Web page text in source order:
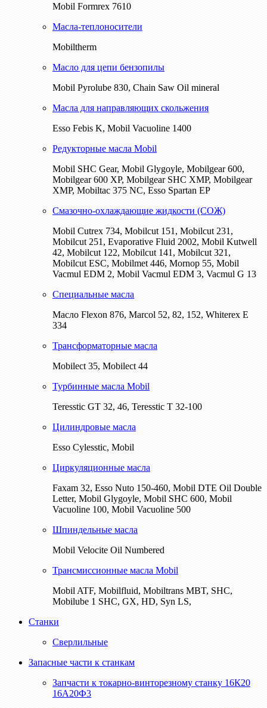
Mobil Formrex 7610
Масла-теплоносители
Mobiltherm
Масло для цепи бензопилы
Mobil Pyrolube 830, Chain Saw Oil mineral
Масла для направляющих скольжения
Esso Febis K, Mobil Vacuoline 1400
Редукторные масла Mobil
Mobil SHC Gear, Mobil Glygoyle, Mobilgear 600,
Mobilgear 600 XP, Mobilgear SHC XMP, Mobilgear
XМP, Mobiltac 375 NC, Esso Spartan EP
Смазочно-охлаждающие жидкости (СОЖ)
Mobil Cutrex 734, Mobilcut 151, Mobilcut 231,
Mobilcut 251, Evaporative Fluid 2002, Mobil Kutwell
42, Mobilcut 122, Mobilcut 141, Mobilcut 321,
Mobilcut ESC, Mobilmet 446, Mornop 55, Mobil
Vacmul EDM 2, Mobil Vacmul EDM 3, Vacmul G 13
Специальные масла
Масло Flexon 876, Marcol 52, 82, 152, Whiterex E
334
Трансформаторные масла
Mobilect 35, Mobilect 44
Турбинные масла Mobil
Teresstic GT 32, 46, Teresstic T 32-100
Цилиндровые масла
Esso Cylesstic, Mobil
Циркуляционные масла
Faxam 32, Esso Nuto 150-460, Mobil DTE Oil Double
Letter, Mobil Glygoyle, Mobil SHC 600, Mobil
Vacuoline 100, Mobil Vacuoline 500
Шпиндельные масла
Mobil Velocite Oil Numbered
Трансмиссионные масла Mobil
Mobil ATF, Mobilfluid, Mobiltrans MBT, SHC,
Mobilube 1 SHC, GX, HD, Syn LS,
Станки
Сверлильные
Запасные части к станкам
Запчасти к токарно-винторезному станку 16К20
16А20Ф3